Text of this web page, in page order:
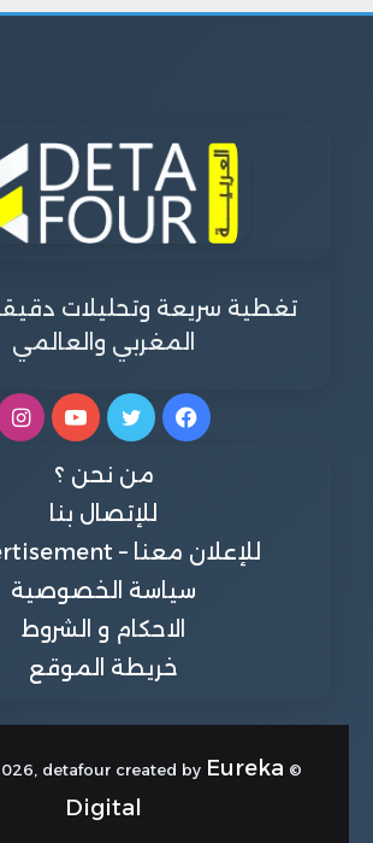
تغطية سريعة وتحليلات
المغربي والعالمي
فيسبوكتويتر
من نحن ؟
للإتصال بنا
للإعلان معنا – Advertisement
سياسة الخصوصية
الاحكام و الشروط
خريطة الموقع
© Copyright 2026, detafour created by
Eureka
Digital